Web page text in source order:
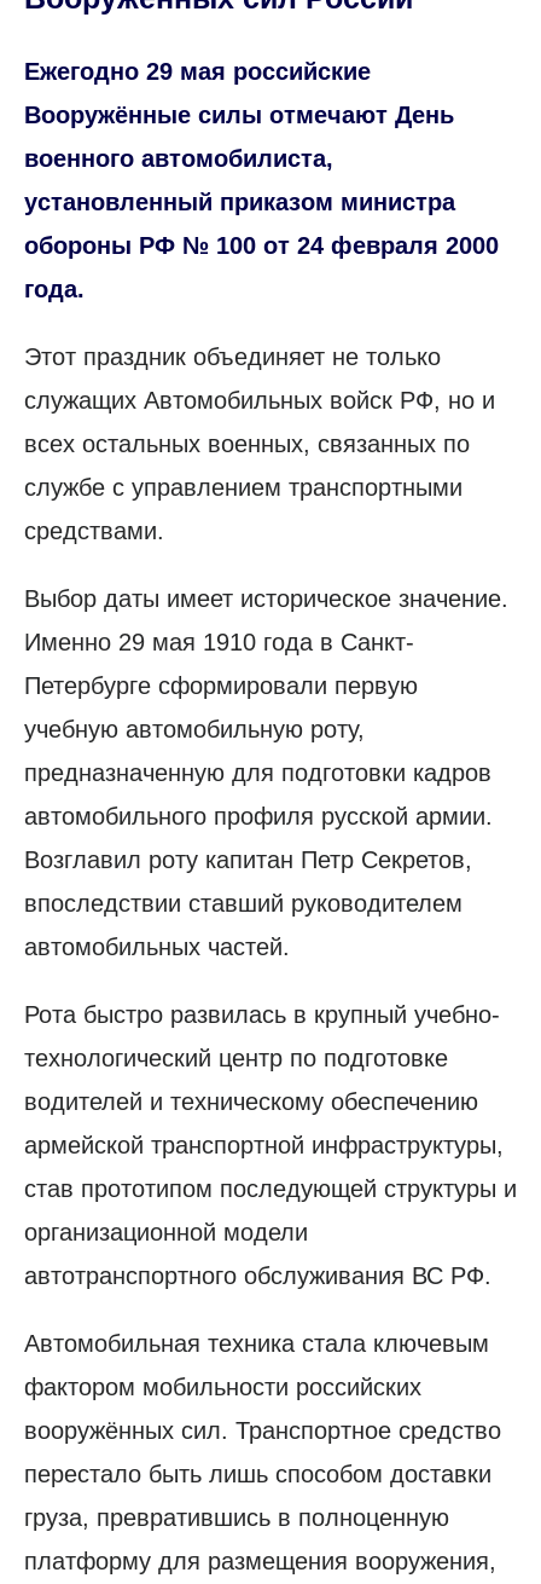
Ежегодно 29 мая российские
Вооружённые силы отмечают День
военного автомобилиста,
установленный приказом министра
обороны РФ № 100 от 24 февраля 2000
года.
Этот праздник объединяет не только
служащих Автомобильных войск РФ, но и
всех остальных военных, связанных по
службе с управлением транспортными
средствами.
Выбор даты имеет историческое значение.
Именно 29 мая 1910 года в Санкт-
Петербурге сформировали первую
учебную автомобильную роту,
предназначенную для подготовки кадров
автомобильного профиля русской армии.
Возглавил роту капитан Петр Секретов,
впоследствии ставший руководителем
автомобильных частей.
Рота быстро развилась в крупный учебно-
технологический центр по подготовке
водителей и техническому обеспечению
армейской транспортной инфраструктуры,
став прототипом последующей структуры и
организационной модели
автотранспортного обслуживания ВС РФ.
Автомобильная техника стала ключевым
фактором мобильности российских
вооружённых сил. Транспортное средство
перестало быть лишь способом доставки
груза, превратившись в полноценную
платформу для размещения вооружения,